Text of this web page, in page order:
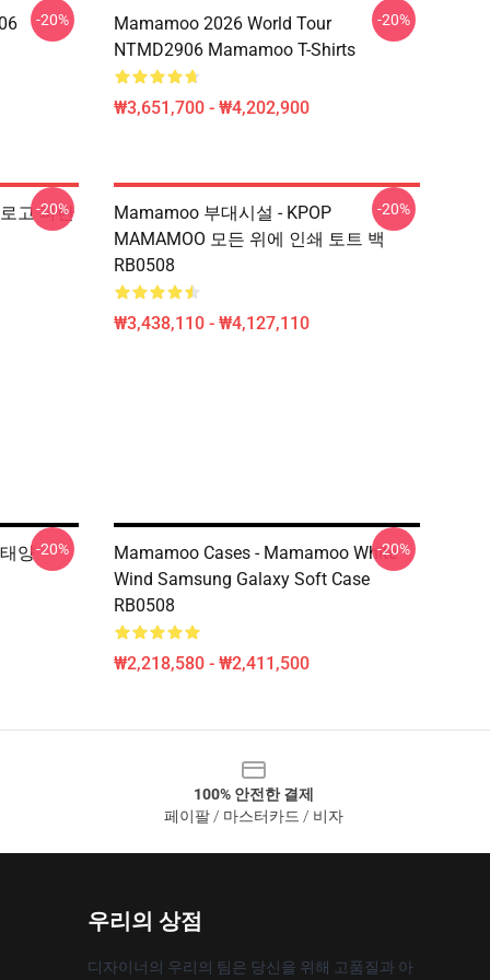
-20%
Mamamoo 2026 World Tour
NTMD2906 Mamamoo T-Shirts
₩3,651,700 - ₩4,202,900
-20%
고 파란
-20%
Mamamoo 부대시설 - KPOP
MAMAMOO 모든 위에 인쇄 토트 백
RB0508
₩3,438,110 - ₩4,127,110
-20%
양-20%
Mamamoo Cases - Mamamoo White
Wind Samsung Galaxy Soft Case
RB0508
₩2,218,580 - ₩2,411,500
-20%
100% 안전한 결제
페이팔 / 마스터카드 / 비자
우리의 상점
디자이너의 우리의 팀은 당신을 위해 고품질과 아